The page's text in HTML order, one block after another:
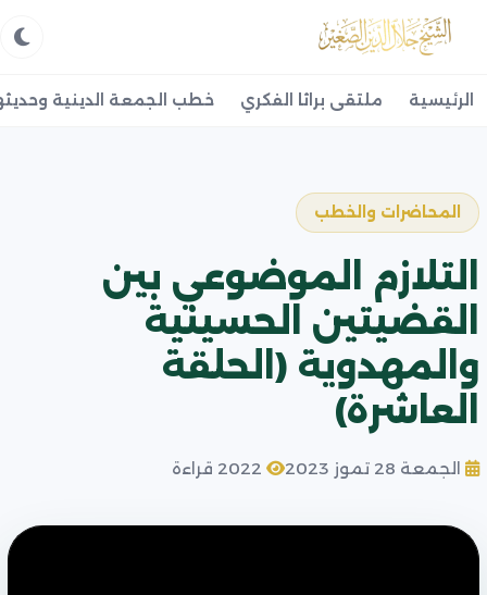
الرئيسية ملتقى براثا الفكري خطب الجمعة الدينية
المحاضرات والخطب
التلازم الموضوعي بين
القضيتين الحسينية
والمهدوية (الحلقة
العاشرة)
الجمعة 28 تموز 2023